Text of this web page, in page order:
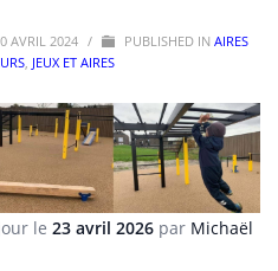
AVRIL 2024 / PUBLISHED IN AIRES
, JEUX ET AIRES
le 23 avril 2026 par Michaël